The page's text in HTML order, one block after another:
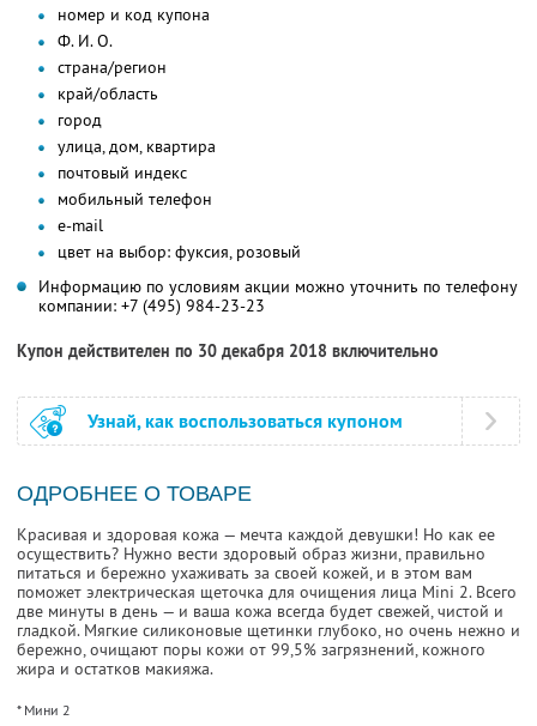
номер и код купона
Ф. И. О.
страна/регион
край/область
город
улица, дом, квартира
почтовый индекс
мобильный телефон
e-mail
цвет на выбор: фуксия, розовый
Информацию по условиям акции можно уточнить по телефону
компании: +7 (495) 984-23-23
Купон действителен по 30 декабря 2018 включительно
Узнай, как воспользоваться купоном
ОДРОБНЕЕ О ТОВАРЕ
Красивая и здоровая кожа — мечта каждой девушки! Но как ее
осуществить? Нужно вести здоровый образ жизни, правильно
питаться и бережно ухаживать за своей кожей, и в этом вам
поможет электрическая щеточка для очищения лица Mini 2. Всего
две минуты в день — и ваша кожа всегда будет свежей, чистой и
гладкой. Мягкие силиконовые щетинки глубоко, но очень нежно и
бережно, очищают поры кожи от 99,5% загрязнений, кожного
жира и остатков макияжа.
* Мини 2